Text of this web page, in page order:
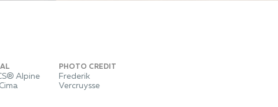
Alpine
PHOTO CREDIT
Frederik
Vercruysse